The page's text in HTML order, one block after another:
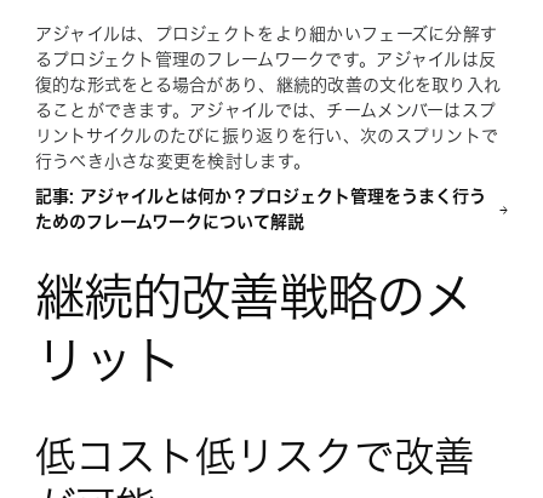
アジャイルは、プロジェクトをより細かいフェーズに分解す
るプロジェクト管理のフレームワークです。アジャイルは反
復的な形式をとる場合があり、継続的改善の文化を取り入れ
ることができます。アジャイルでは、チームメンバーはスプ
リントサイクルのたびに振り返りを行い、次のスプリントで
行うべき小さな変更を検討します。
記事: アジャイルとは何か？プロジェクト管理をうまく行う
ためのフレームワークについて解説
継続的改善戦略のメ
リット
低コスト低リスクで改善